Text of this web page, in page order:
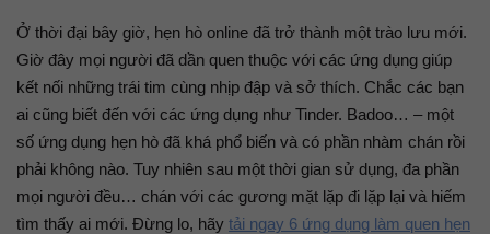
Ở thời đại bây giờ, hẹn hò online đã trở thành một trào lưu mới.
Giờ đây mọi người đã dần quen thuộc với các ứng dụng giúp
kết nối những trái tim cùng nhịp đập và sở thích. Chắc các bạn
ai cũng biết đến với các ứng dụng như Tinder. Badoo… – một
số ứng dụng hẹn hò đã khá phổ biến và có phần nhàm chán rồi
phải không nào. Tuy nhiên sau một thời gian sử dụng, đa phần
mọi người đều… chán với các gương mặt lặp đi lặp lại và hiếm
tìm thấy ai mới. Đừng lo, hãy tải ngay 6 ứng dụng làm quen hẹn